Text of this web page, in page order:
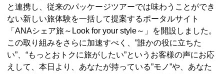
と連携し、従来のパッケージツアーでは味わうことができ
ない新しい旅体験を一括して提案するポータルサイト
「ANAシェア旅～Look for your style～」を開設しました。
この取り組みをさらに加速すべく、”誰かの役に立ちた
い”、“もっとおトクに旅がしたい”というお客様の声にお応
えして、本日より、あなたが持っている”モノ”や、あなた